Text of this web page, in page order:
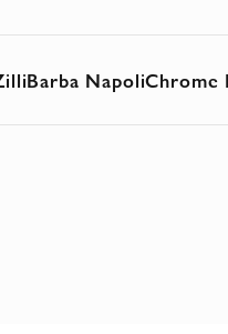
Barba NapoliChrome